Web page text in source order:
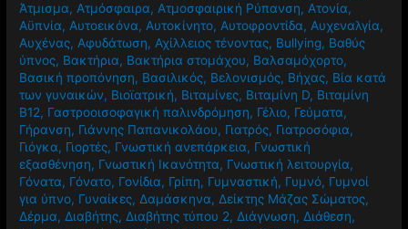
Άτμισμα,Ατμόσφαιρα,Ατμοσφαιρική Ρύπανση,Ατονία,
Αϋπνία,Αυτοεικόνα,Αυτοκίνητο,Αυτοφροντίδα,Αυχεναλγία,
Αυχένας,Αφυδάτωση,Αχίλλειος τένοντας, Βullying, Βαθύς
ύπνος, Βακτήρια, Βακτήρια στομάχου, Βαλσαμόχορτο,
Βασική προπόνηση, Βασιλικός, Βελονισμός, Βήχας, Βία κατά
των γυναικών, Βιοϊατρική, Βιταμίνες, Βιταμίνη D, Βιταμίνη
Β12, Γαστροοισοφαγική παλινδρόμηση, Γέλιο, Γεύματα,
Γήρανση, Γιάννης Παπανικολάου, Γιατρός, Γιατροσόφια,
Γιόγκα, Γιορτές, Γνωστική ανεπάρκεια, Γνωστική
εξασθένηση, Γνωστική Ικανότητα, Γνωστική λειτουργία,
Γόνατα, Γόνατο, Γονίδια, Γρίπη, Γυμναστική, Γυμνό, Γυμνοί
για ύπνο, Γυναίκες,Δαμάσκηνα,Δείκτης Μάζας Σώματος,
Δέρμα,Διαβήτης,Διαβήτης τύπου 2,Διάγνωση,Διάθεση,